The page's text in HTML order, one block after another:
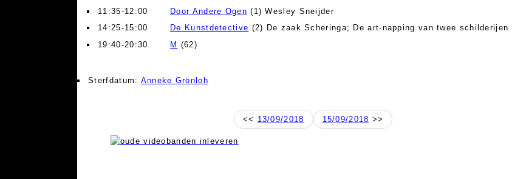
11:35-12:00
Door Andere Ogen (1) Wesley Sneijder
14:25-15:00
De Kunstdetective (2) De zaak Scheringa; De art-napping van twee schilderijen
19:40-20:30
M (62)
Sterfdatum: Anneke Grönloh
<< 13/09/2018 15/09/2018 >>